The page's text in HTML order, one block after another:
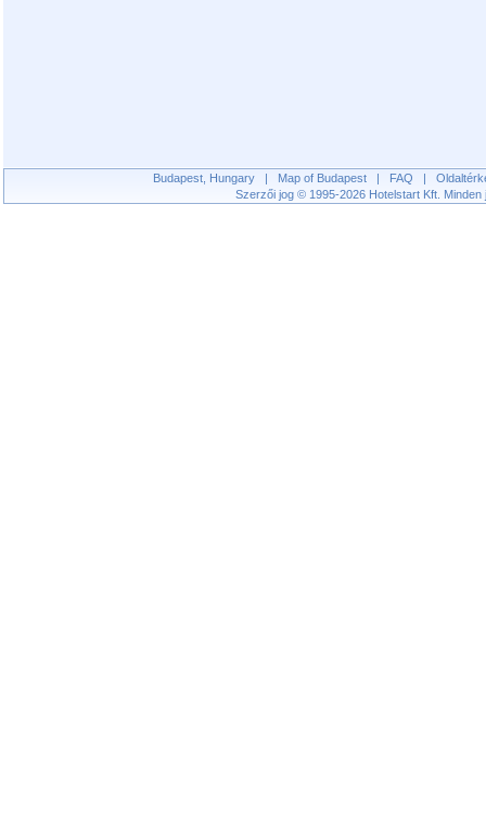
Budapest, Hungary| Map of Budapest| FAQ |
Szerzői jog © 1995-2026 Hotelstart Kft. Minden